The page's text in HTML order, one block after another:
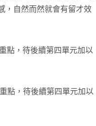
，自然而然就會有留才效
點，待後續第四單元加以
點，待後續第四單元加以